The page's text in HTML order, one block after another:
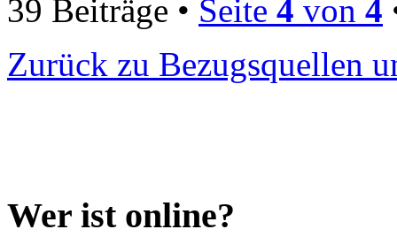
39 Beiträge • Seite 4 von 4
Zurück zu Bezugsquellen
Wer ist online?